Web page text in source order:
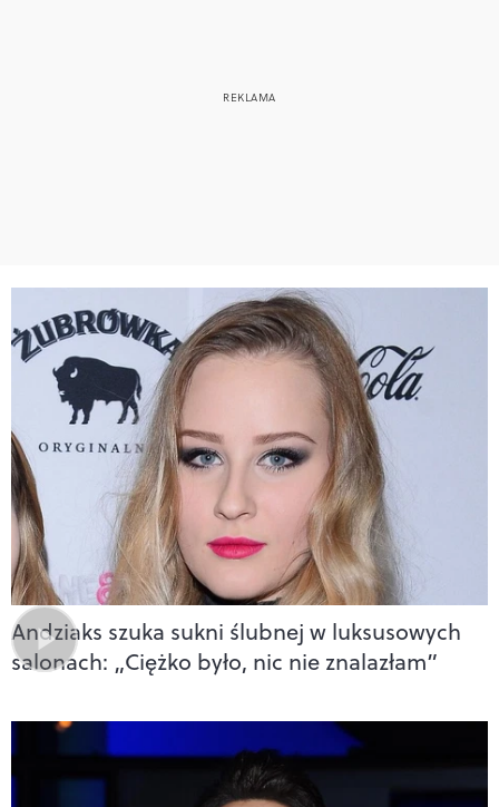
Andziaks szuka sukni ślubnej w luksusowych
salonach: „Ciężko było, nic nie znalazłam”